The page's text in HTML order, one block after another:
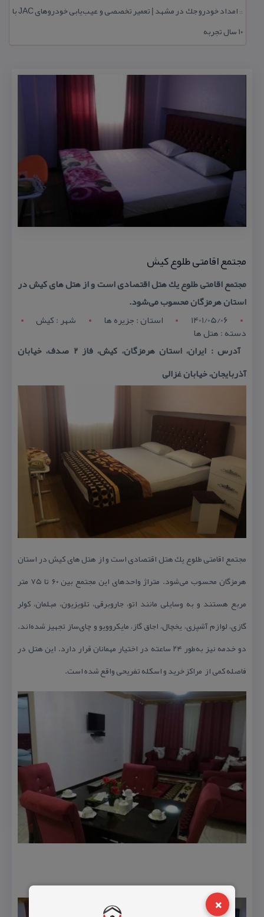
×
::
امداد خودرو جك در مشهد | تعمیر تخصصی و عیب‌یابی خودروهای JAC با
۱۰ سال تجربه
مجتمع اقامتی طلوع كیش
مجتمع اقامتی طلوع یك هتل اقتصادی است و از هتل های كیش در
استان هرمزگان محسوب می‌شود.
1401/05/06
استان : جزیره ها شهر : كیش
دسته : هتل ها
آدرس : ایران، استان هرمزگان، كیش، فاز ۲ صدف، خیابان
آذربایجان، خیابان غزالی
مجتمع اقامتی طلوع یك هتل اقتصادی است و از هتل های كیش در استان
هرمزگان محسوب می‌شود.
متراژ واحد‌های این مجتمع بین ۶۰ تا ۷۵ متر
مربع هستند و به وسایلی مانند اتو، جاروبرقی، تلویزیون، مبلمان، كولر
گازی، لوازم آشپزی، یخچال، اجاق گاز، مایكروویو و چای‌ساز تجهیز شده‌اند.
دو خدمه نیز به‌طور ۲۴ ساعته در اختیار مهمانان قرار دارد. این هتل در
فاصله كمی از مراكز خرید و اسكله تفریحی واقع شده است.